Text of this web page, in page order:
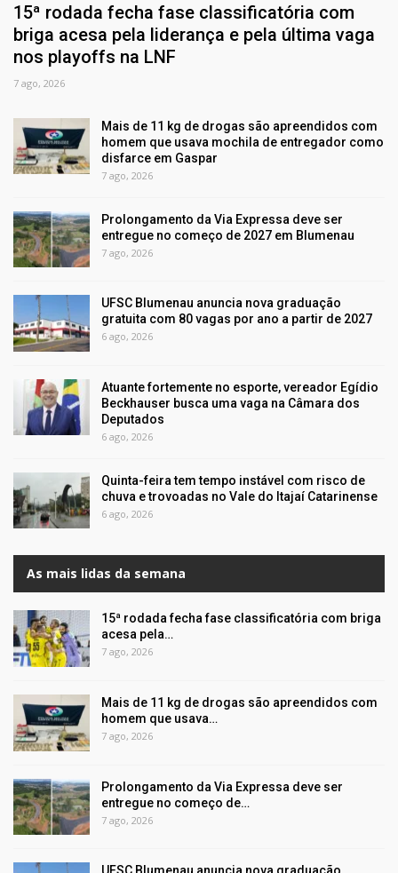
15ª rodada fecha fase classificatória com
briga acesa pela liderança e pela última vaga
nos playoffs na LNF
7 ago, 2026
Mais de 11 kg de drogas são apreendidos com
homem que usava mochila de entregador como
disfarce em Gaspar
7 ago, 2026
Prolongamento da Via Expressa deve ser
entregue no começo de 2027 em Blumenau
7 ago, 2026
UFSC Blumenau anuncia nova graduação
gratuita com 80 vagas por ano a partir de 2027
6 ago, 2026
Atuante fortemente no esporte, vereador Egídio
Beckhauser busca uma vaga na Câmara dos
Deputados
6 ago, 2026
Quinta-feira tem tempo instável com risco de
chuva e trovoadas no Vale do Itajaí Catarinense
6 ago, 2026
As mais lidas da semana
15ª rodada fecha fase classificatória com briga
acesa pela…
7 ago, 2026
Mais de 11 kg de drogas são apreendidos com
homem que usava…
7 ago, 2026
Prolongamento da Via Expressa deve ser
entregue no começo de…
7 ago, 2026